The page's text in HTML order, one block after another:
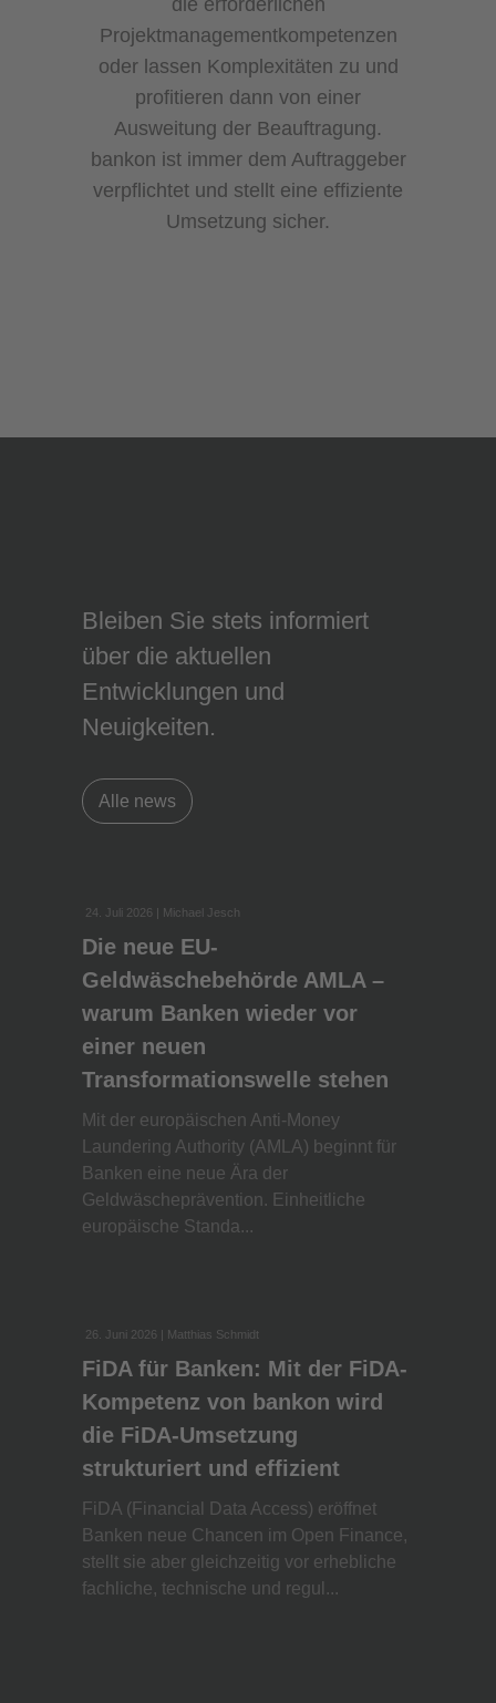
die erforderlichen
Projektmanagementkompetenzen
oder lassen Komplexitäten zu und
profitieren dann von einer
Ausweitung der Beauftragung.
bankon ist immer dem Auftraggeber
verpflichtet und stellt eine effiziente
Umsetzung sicher.
Bleiben Sie stets informiert
über die aktuellen
Entwicklungen und
Neuigkeiten.
Alle news
24. Juli 2026 | Michael Jesch
Die neue EU-
Geldwäschebehörde AMLA –
warum Banken wieder vor
einer neuen
Transformationswelle stehen
Mit der europäischen Anti-Money
Laundering Authority (AMLA) beginnt für
Banken eine neue Ära der
Geldwäscheprävention. Einheitliche
europäische Standa...
26. Juni 2026 | Matthias Schmidt
FiDA für Banken: Mit der FiDA-
Kompetenz von bankon wird
die FiDA-Umsetzung
strukturiert und effizient
FiDA (Financial Data Access) eröffnet
Banken neue Chancen im Open Finance,
stellt sie aber gleichzeitig vor erhebliche
fachliche, technische und regul...